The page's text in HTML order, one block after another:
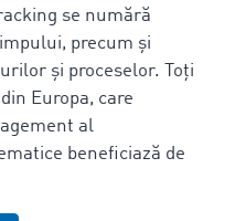
se numără
precum și
și proceselor. Toți
Europa, care
al
beneficiază de